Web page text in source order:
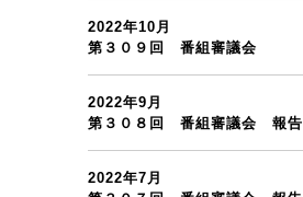
2022年10月
第３０９回 番組審議会
2022年9月
第３０８回 番組審議会 報告
2022年7月